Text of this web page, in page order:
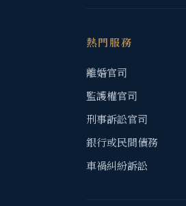
熱門服務
離婚官司
監護權官司
刑事訴訟官司
銀行或民間債務
車禍糾紛訴訟